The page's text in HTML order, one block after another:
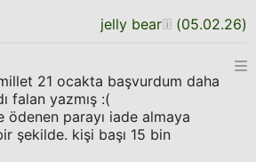
jelly bear (05.02.26)
21 ocakta başvurdum daha
falan yazmış :(
ödenen parayı iade almaya
şekilde. kişi başı 15 bin